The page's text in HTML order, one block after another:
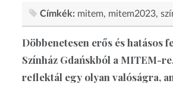
Címkék: mitem mitem2023
Döbbenetesen erős és hatásos
Színház Gdańskból a MITEM-
reflektál egy olyan valóságra,